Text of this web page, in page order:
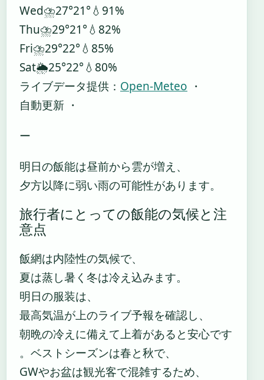
Wed⛈️27°21°💧91%
Thu⛈️29°21°💧82%
Fri⛈️29°22°💧85%
Sat🌦️25°22°💧80%
ライブデータ提供： Open-Meteo ・
自動更新 ・
ー
明日の飯能は昼前から雲が増え、
夕方以降に弱い雨の可能性があります。
旅行者にとっての飯能の気候と注
意点
飯網は内陸性の気候で、
夏は蒸し暑く冬は冷え込みます。
明日の服装は、
最高気温が上のライブ予報を確認し、
朝晩の冷えに備えて上着があると安心です
。ベストシーズンは春と秋で、
GWやお盆は観光客で混雑するため、